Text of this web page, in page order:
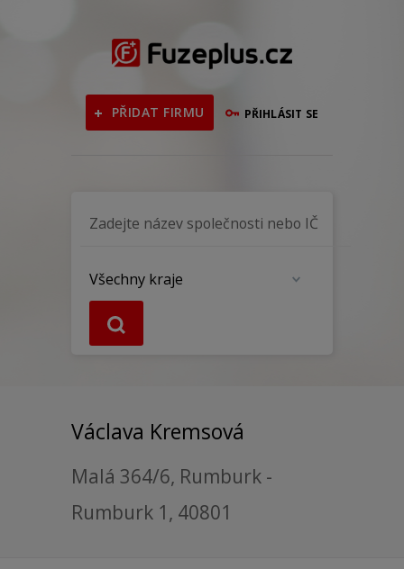
PŘIDAT FIRMU PŘIHLÁSIT SE
Václava Kremsová
Malá 364/6, Rumburk -
Rumburk 1, 40801